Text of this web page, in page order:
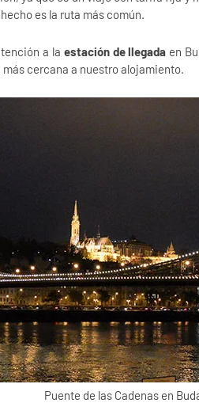
es la ruta más común.
a la estación de llegada en
más cercana a nuestro alojamiento.
Puente de las Cadenas en